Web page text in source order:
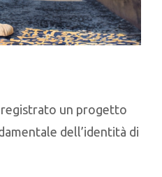
registrato un progetto
dell’identità di